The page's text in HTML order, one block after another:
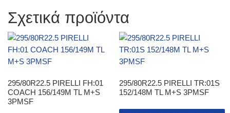
Σχετικά προϊόντα
295/80R22.5 PIRELLI FH:01
COACH 156/149M TL M+S
3PMSF
295/80R22.5 PIRELLI TR:01S
152/148M TL M+S 3PMSF